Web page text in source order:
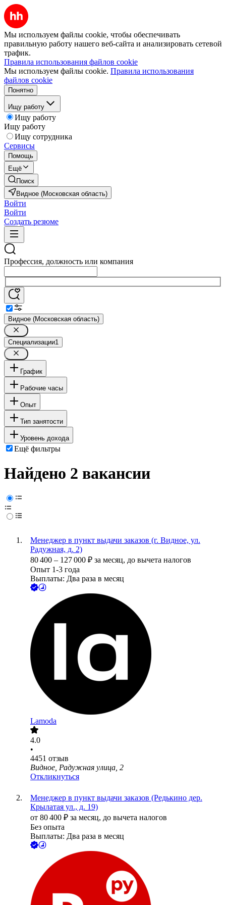
Мы используем файлы cookie, чтобы обеспечивать
правильную работу нашего веб-сайта и анализировать сетевой
трафик.
Правила использования файлов cookie
Мы используем файлы cookie. Правила использования
файлов cookie
Понятно
Ищу работу
Ищу работу
Ищу работу
Ищу сотрудника
Сервисы
Помощь
Ещё
Поиск
Видное (Московская область)
Войти
Войти
Создать резюме
Профессия, должность или компания
Видное (Московская область)
Специализации1
График
Рабочие часы
Опыт
Тип занятости
Уровень дохода
Ещё фильтры
Найдено 2 вакансии
Менеджер в пункт выдачи заказов (г. Видное, ул.
Радужная, д. 2)
80 400 – 127 000 ₽ за месяц, до вычета налогов
Опыт 1-3 года
Выплаты: Два раза в месяц
Lamoda
4.0
•
4451 отзыв
Видное, Радужная улица, 2
Откликнуться
Менеджер в пункт выдачи заказов (Редькино дер.
Крылатая ул., д. 19)
от 80 400 ₽ за месяц, до вычета налогов
Без опыта
Выплаты: Два раза в месяц